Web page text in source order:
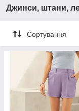
Джинси, штани,
Сортування